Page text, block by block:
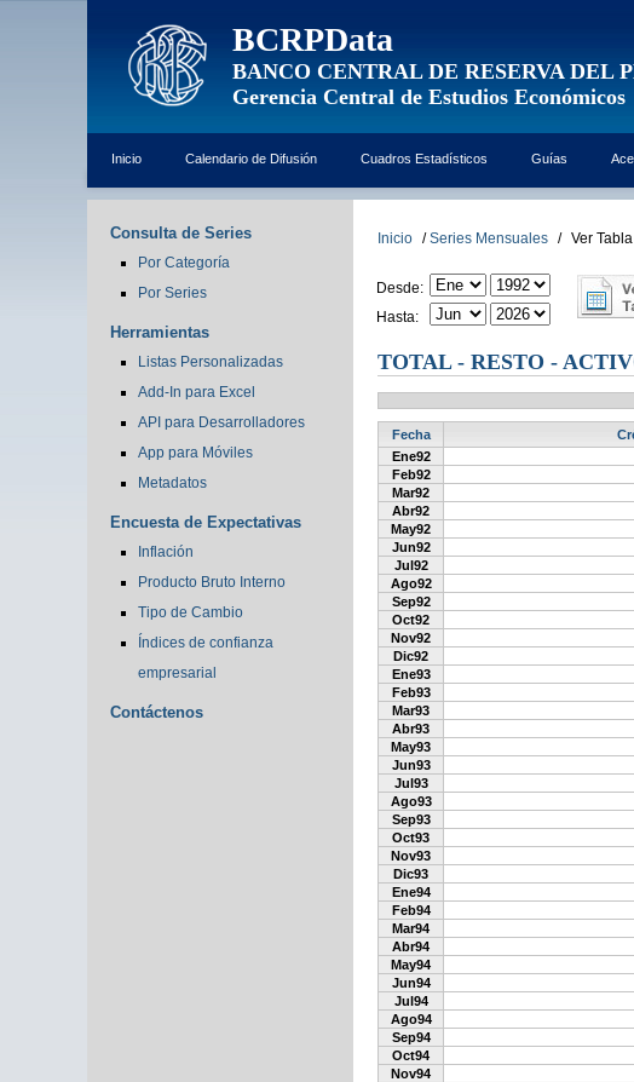
BCRPData
BANCO CENTRAL DE RESERVA DEL
Gerencia Central de Estudios Económicos
Inicio Calendario de Difusión Cuadros Estadísticos Guías
Consulta de Series
Por Categoría
Por Series
Herramientas
Listas Personalizadas
Add-In para Excel
API para Desarrolladores
App para Móviles
Metadatos
Encuesta de Expectativas
Inflación
Producto Bruto Interno
Tipo de Cambio
Índices de confianza
empresarial
Contáctenos
Inicio / Series Mensuales / Ver Tabla
Desde:
Hasta:
TOTAL - RESTO -
Fecha
Ene92
Feb92
Mar92
Abr92
May92
Jun92
Jul92
Ago92
Sep92
Oct92
Nov92
Dic92
Ene93
Feb93
Mar93
Abr93
May93
Jun93
Jul93
Ago93
Sep93
Oct93
Nov93
Dic93
Ene94
Feb94
Mar94
Abr94
May94
Jun94
Jul94
Ago94
Sep94
Oct94
Nov94